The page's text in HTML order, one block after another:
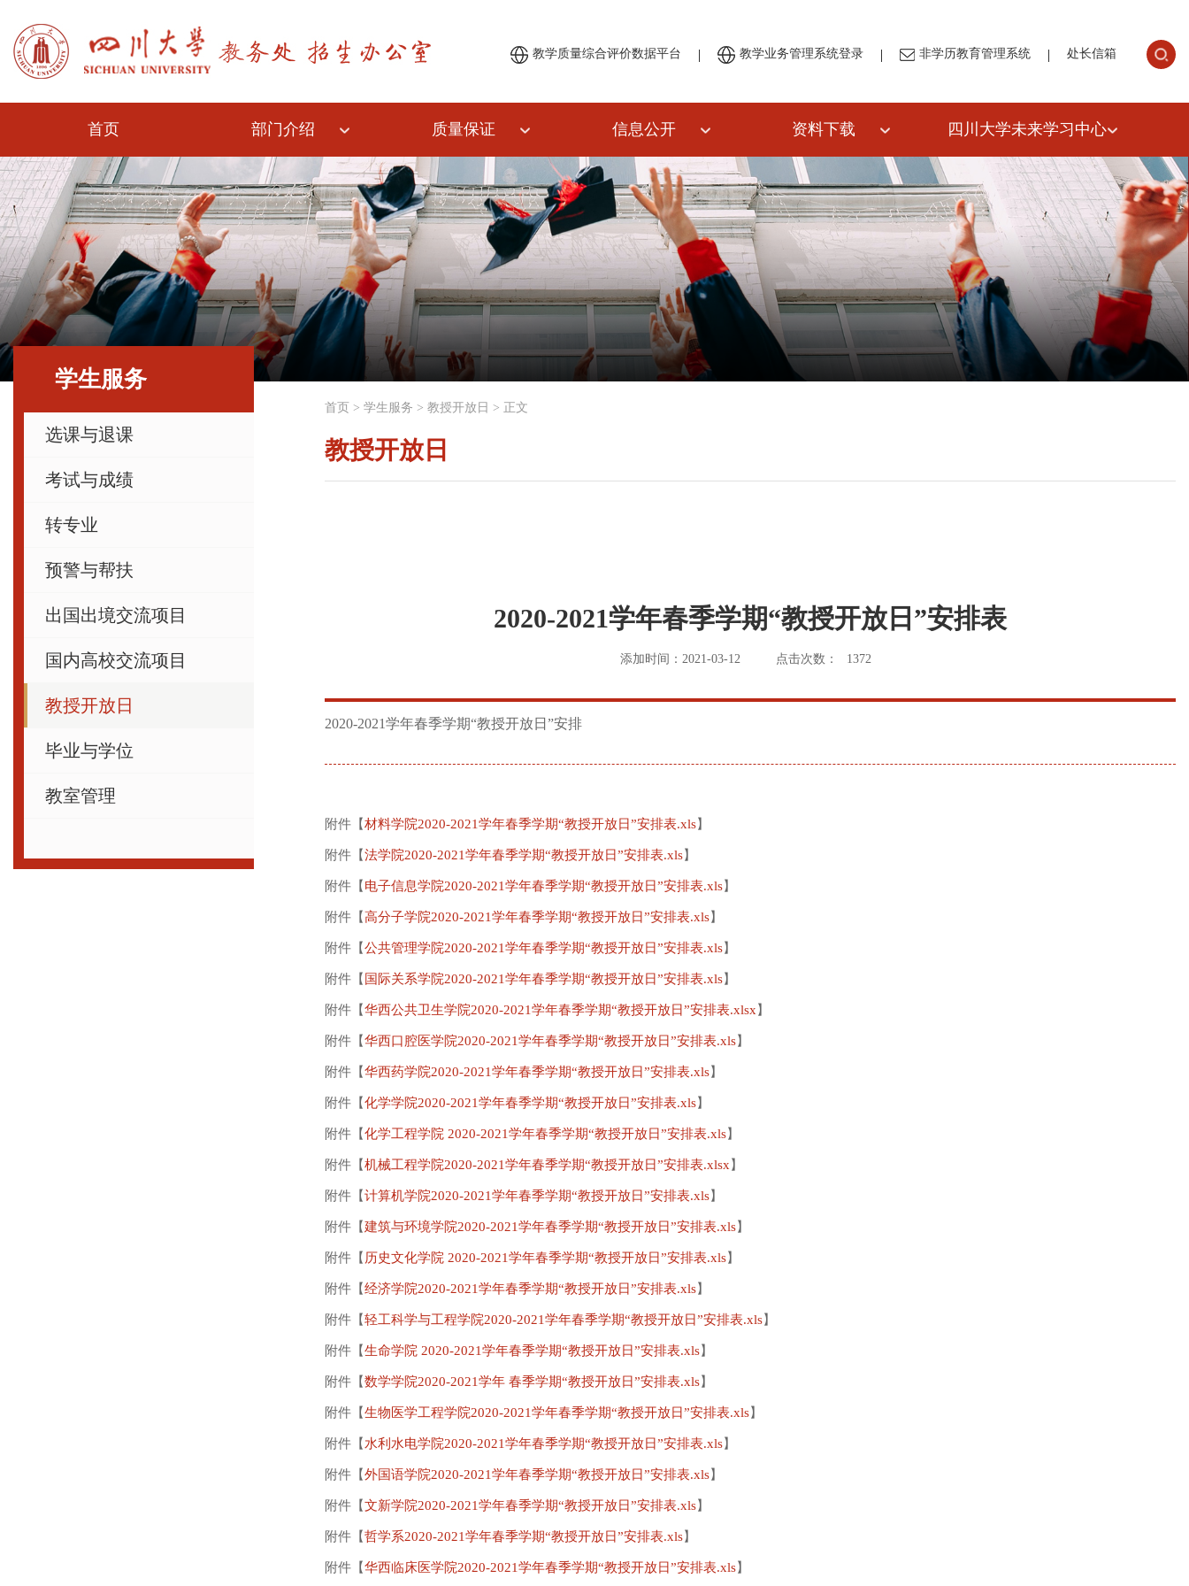
教学质量综合评价数据平台 | 教学业务管理系统登录 | 非学历教育管理系统 | 处长信箱
首页 部门介绍 质量保证 信息公开 资料下载 四川大学未来学习中心
学生服务
选课与退课
考试与成绩
转专业
预警与帮扶
出国出境交流项目
国内高校交流项目
教授开放日
毕业与学位
教室管理
首页 > 学生服务 > 教授开放日 > 正文
教授开放日
​2020-2021学年春季学期“教授开放日”安排表
添加时间：2021-03-12 点击次数： 1372
2020-2021学年春季学期“教授开放日”安排
附件【材料学院2020-2021学年春季学期“教授开放日”安排表.xls】
附件【法学院2020-2021学年春季学期“教授开放日”安排表.xls】
附件【 电子信息学院2020-2021学年春季学期“教授开放日”安排表.xls】
附件【高分子学院2020-2021学年春季学期“教授开放日”安排表.xls】
附件【公共管理学院2020-2021学年春季学期“教授开放日”安排表.xls】
附件【 国际关系学院2020-2021学年春季学期“教授开放日”安排表.xls】
附件【华西公共卫生学院2020-2021学年春季学期“教授开放日”安排表.xlsx 】
附件【华西口腔医学院2020-2021学年春季学期“教授开放日”安排表.xls】
附件【华西药学院2020-2021学年春季学期“教授开放日”安排表.xls】
附件【化学学院2020-2021学年春季学期“教授开放日”安排表.xls】
附件【化学工程学院 2020-2021学年春季学期“教授开放日”安排表.xls】
附件【机械工程学院2020-2021学年春季学期“教授开放日”安排表.xlsx 】
附件【计算机学院2020-2021学年春季学期“教授开放日”安排表.xls】
附件【建筑与环境学院2020-2021学年春季学期“教授开放日”安排表.xls】
附件【 历史文化学院 2020-2021学年春季学期“教授开放日”安排表.xls】
附件【经济学院2020-2021学年春季学期“教授开放日”安排表.xls】
附件【轻工科学与工程学院2020-2021学年春季学期“教授开放日”安排表.xls】
附件【生命学院 2020-2021学年春季学期“教授开放日”安排表.xls】
附件【数学学院2020-2021学年 春季学期“教授开放日”安排表.xls】
附件【生物医学工程学院2020-2021学年春季学期“教授开放日”安排表.xls】
附件【 水利水电学院2020-2021学年春季学期“教授开放日”安排表.xls】
附件【外国语学院2020-2021学年春季学期“教授开放日”安排表.xls】
附件【文新学院2020-2021学年春季学期“教授开放日”安排表.xls】
附件【哲学系2020-2021学年春季学期“教授开放日”安排表.xls】
附件【华西临床医学院2020-2021学年春季学期“教授开放日”安排表.xls】